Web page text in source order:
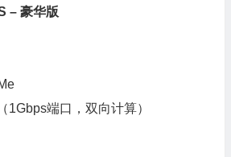
– 豪华版
1Gbps端口，双向计算）